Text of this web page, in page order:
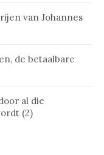
van Johannes
de betaalbare
al die
(2)